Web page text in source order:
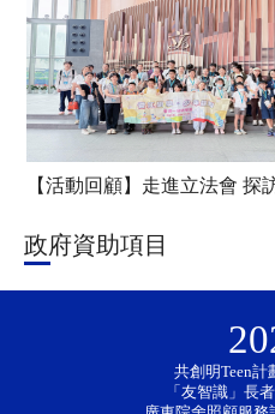
政府資助項目
共創明Teen計
「友智識」長